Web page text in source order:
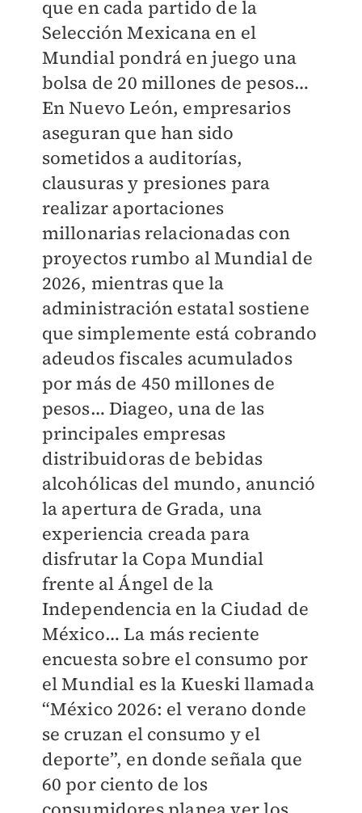
que en cada partido de la
Selección Mexicana en el
Mundial pondrá en juego una
bolsa de 20 millones de pesos…
En Nuevo León, empresarios
aseguran que han sido
sometidos a auditorías,
clausuras y presiones para
realizar aportaciones
millonarias relacionadas con
proyectos rumbo al Mundial de
2026, mientras que la
administración estatal sostiene
que simplemente está cobrando
adeudos fiscales acumulados
por más de 450 millones de
pesos… Diageo, una de las
principales empresas
distribuidoras de bebidas
alcohólicas del mundo, anunció
la apertura de Grada, una
experiencia creada para
disfrutar la Copa Mundial
frente al Ángel de la
Independencia en la Ciudad de
México… La más reciente
encuesta sobre el consumo por
el Mundial es la Kueski llamada
“México 2026: el verano donde
se cruzan el consumo y el
deporte”, en donde señala que
60 por ciento de los